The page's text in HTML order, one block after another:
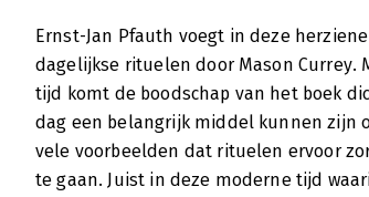
Ernst-Jan Pfauth voegt in deze
dagelijkse rituelen door Mason
tijd komt de boodschap van het boek
dag een belangrijk middel kunnen zijn
vele voorbeelden dat rituelen ervoor
te gaan. Juist in deze moderne tijd